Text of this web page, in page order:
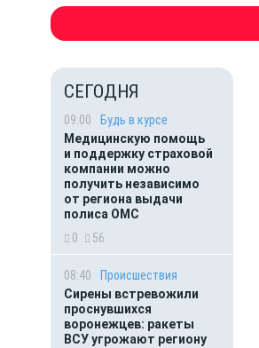
СЕГОДНЯ
09:00
Будь в курсе
Медицинскую помощь
и поддержку страховой
компании можно
получить независимо
от региона выдачи
полиса ОМС
0
56
08:40
Происшествия
Сирены встревожили
проснувшихся
воронежцев: ракеты
ВСУ угрожают региону